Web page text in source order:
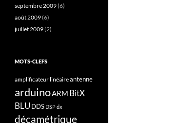
septembre 2009(6)
août 2009(6)
juillet 2009(2)
MOTS-CLEFS
amplificateur linéaireantenne
arduinoARM BitX
BLU DDS DSPdx
décamétrique